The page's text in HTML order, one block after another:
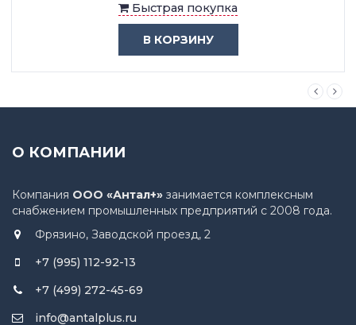
Быстрая покупка
В КОРЗИНУ
О КОМПАНИИ
Компания ООО «Антал+» занимается комплексным
снабжением промышленных предприятий с 2008 года.
Фрязино, Заводской проезд, 2
+7 (995) 112-92-13
+7 (499) 272-45-69
info@antalplus.ru